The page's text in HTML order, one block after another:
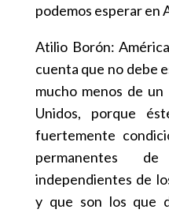
podemos esperar en
Atilio Borón:
cuenta que no debe
mucho menos de
Unidos, porque
fuertemente
permanentes
independientes de
y que son los que